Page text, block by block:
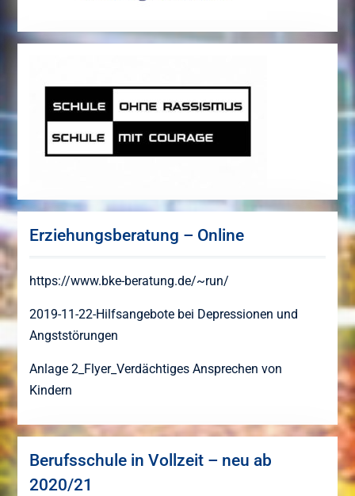
Erziehungsberatung – Online
https://www.bke-beratung.de/~run/
2019-11-22-Hilfsangebote bei Depressionen und
Angststörungen
Anlage 2_Flyer_Verdächtiges Ansprechen von
Kindern
Berufsschule in Vollzeit – neu ab
2020/21